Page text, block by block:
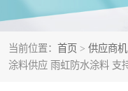
当前位置： 首页 > 供应商机
涂料供应 雨虹防水涂料 支
非固化橡胶防水涂料